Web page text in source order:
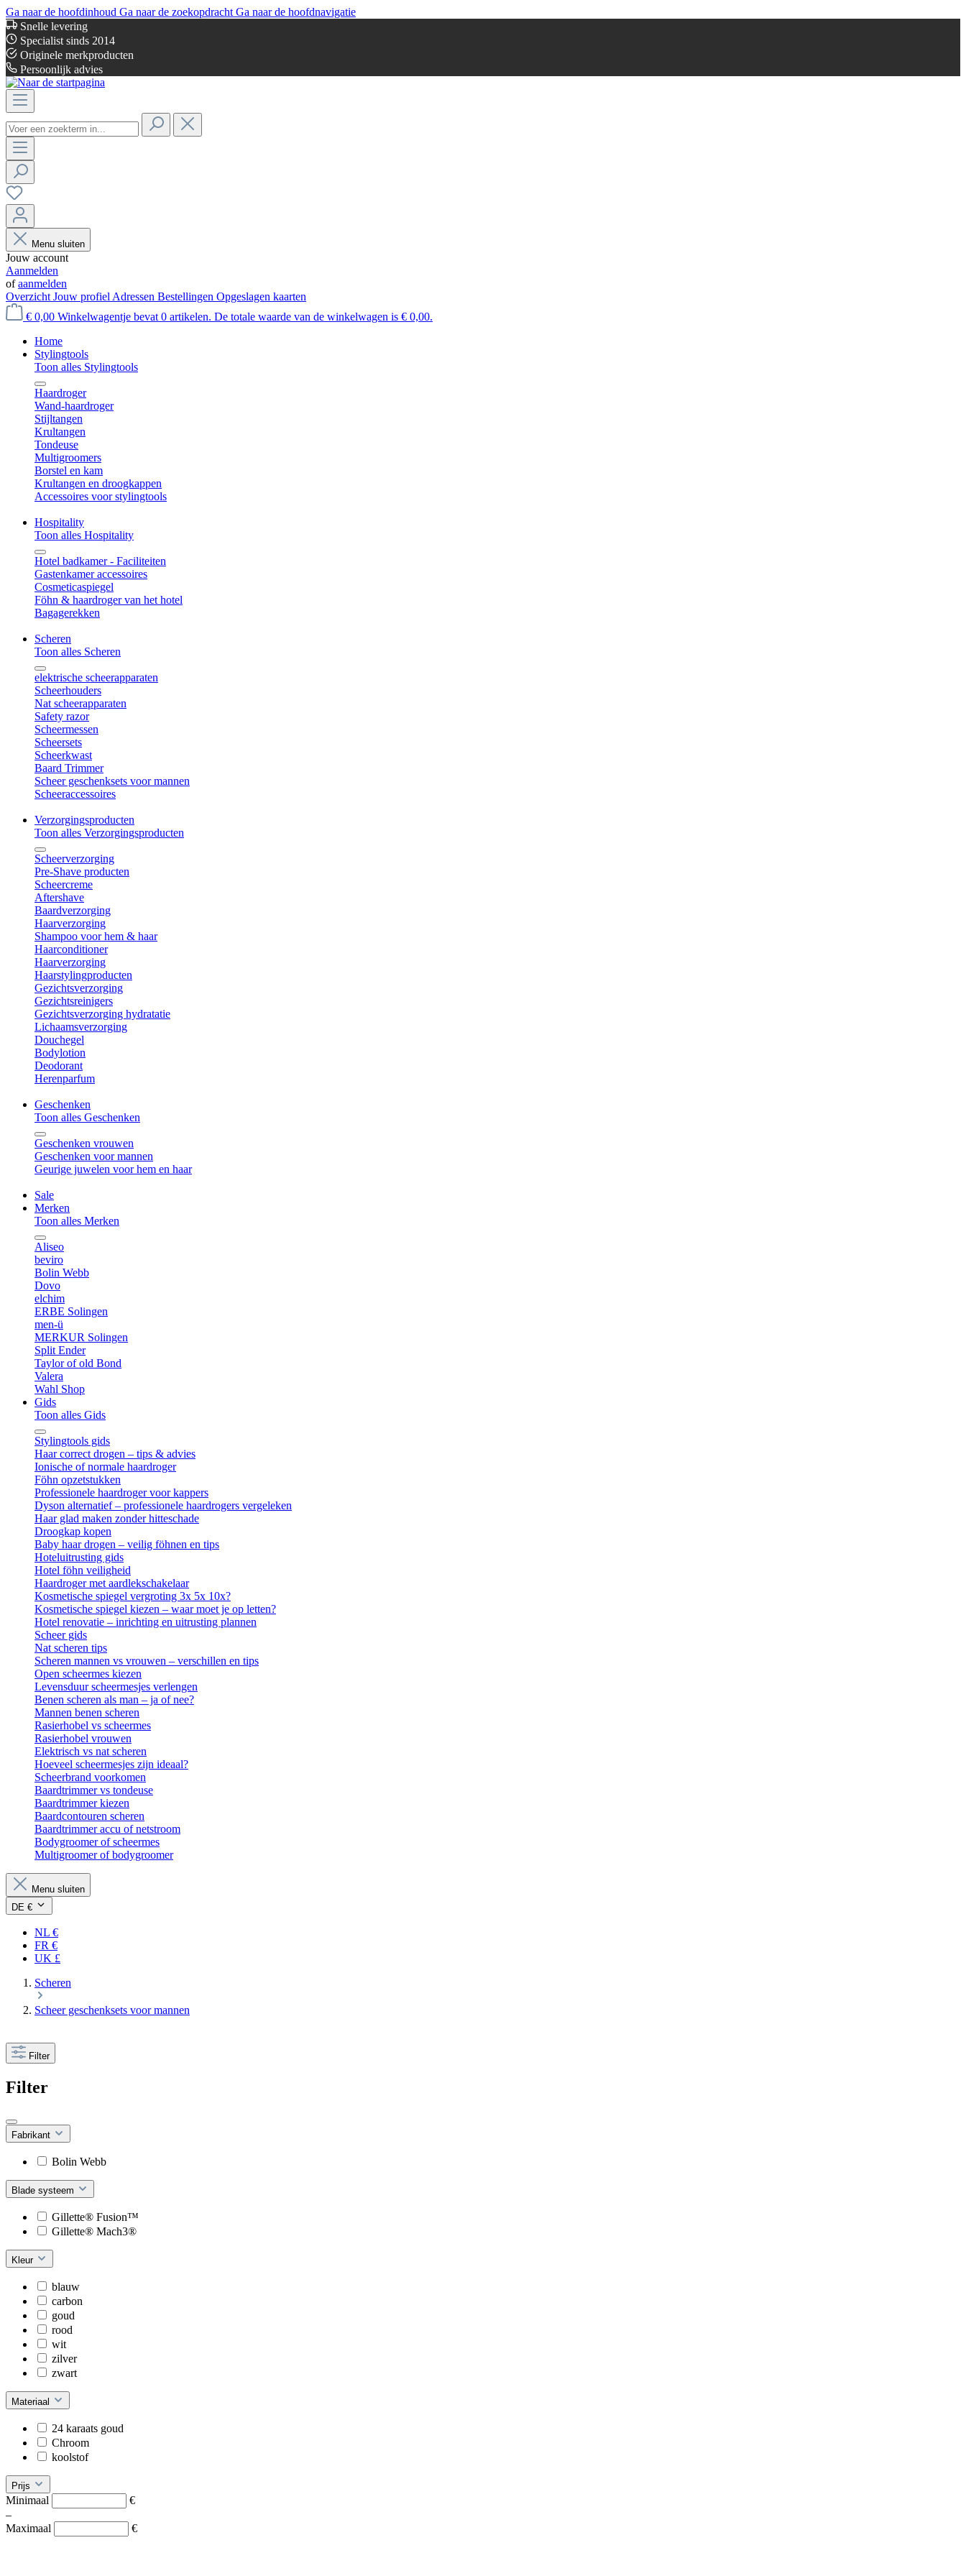
Ga naar de hoofdinhoud Ga naar de zoekopdracht Ga naar de hoofdnavigatie
Snelle levering
Specialist sinds 2014
Originele merkproducten
Persoonlijk advies
Menu sluiten
Jouw account
Aanmelden
ofaanmelden
Overzicht Jouw profiel Adressen Bestellingen Opgeslagen kaarten
€ 0,00 Winkelwagentje bevat 0 artikelen. De totale waarde van de winkelwagen is € 0,00.
Home
Stylingtools
Toon alles Stylingtools
Haardroger
Wand-haardroger
Stijltangen
Krultangen
Tondeuse
Multigroomers
Borstel en kam
Krultangen en droogkappen
Accessoires voor stylingtools
Hospitality
Toon alles Hospitality
Hotel badkamer - Faciliteiten
Gastenkamer accessoires
Cosmeticaspiegel
Föhn & haardroger van het hotel
Bagagerekken
Scheren
Toon alles Scheren
elektrische scheerapparaten
Scheerhouders
Nat scheerapparaten
Safety razor
Scheermessen
Scheersets
Scheerkwast
Baard Trimmer
Scheer geschenksets voor mannen
Scheeraccessoires
Verzorgingsproducten
Toon alles Verzorgingsproducten
Scheerverzorging
Pre-Shave producten
Scheercreme
Aftershave
Baardverzorging
Haarverzorging
Shampoo voor hem & haar
Haarconditioner
Haarverzorging
Haarstylingproducten
Gezichtsverzorging
Gezichtsreinigers
Gezichtsverzorging hydratatie
Lichaamsverzorging
Douchegel
Bodylotion
Deodorant
Herenparfum
Geschenken
Toon alles Geschenken
Geschenken vrouwen
Geschenken voor mannen
Geurige juwelen voor hem en haar
Sale
Merken
Toon alles Merken
Aliseo
beviro
Bolin Webb
Dovo
elchim
ERBE Solingen
men-ü
MERKUR Solingen
Split Ender
Taylor of old Bond
Valera
Wahl Shop
Gids
Toon alles Gids
Stylingtools gids
Haar correct drogen – tips & advies
Ionische of normale haardroger
Föhn opzetstukken
Professionele haardroger voor kappers
Dyson alternatief – professionele haardrogers vergeleken
Haar glad maken zonder hitteschade
Droogkap kopen
Baby haar drogen – veilig föhnen en tips
Hoteluitrusting gids
Hotel föhn veiligheid
Haardroger met aardlekschakelaar
Kosmetische spiegel vergroting 3x 5x 10x?
Kosmetische spiegel kiezen – waar moet je op letten?
Hotel renovatie – inrichting en uitrusting plannen
Scheer gids
Nat scheren tips
Scheren mannen vs vrouwen – verschillen en tips
Open scheermes kiezen
Levensduur scheermesjes verlengen
Benen scheren als man – ja of nee?
Mannen benen scheren
Rasierhobel vs scheermes
Rasierhobel vrouwen
Elektrisch vs nat scheren
Hoeveel scheermesjes zijn ideaal?
Scheerbrand voorkomen
Baardtrimmer vs tondeuse
Baardtrimmer kiezen
Baardcontouren scheren
Baardtrimmer accu of netstroom
Bodygroomer of scheermes
Multigroomer of bodygroomer
Menu sluiten
DE €
NL €
FR €
UK £
Scheren
Scheer geschenksets voor mannen
Filter
Filter
Fabrikant
Bolin Webb
Blade systeem
Gillette® Fusion™
Gillette® Mach3®
Kleur
blauw
carbon
goud
rood
wit
zilver
zwart
Materiaal
24 karaats goud
Chroom
koolstof
Prijs
Minimaal
€
–
Maximaal
€